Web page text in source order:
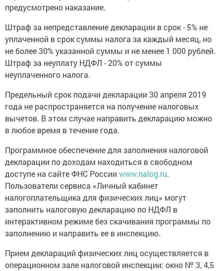
предусмотрено наказание.
Штраф за непредставление декларации в срок - 5% не
уплаченной в срок суммы налога за каждый месяц, но
не более 30% указанной суммы и не менее 1 000 рублей.
Штраф за неуплату НДФЛ - 20% от суммы
неуплаченного налога.
Предельный срок подачи декларации 30 апреля 2019
года не распространяется на получение налоговых
вычетов. В этом случае направить декларацию можно
в любое время в течение года.
Программное обеспечение для заполнения налоговой
декларации по доходам находиться в свободном
доступе на сайте ФНС России www.nalog.ru.
Пользователи сервиса «Личный кабинет
налогоплательщика для физических лиц» могут
заполнить налоговую декларацию по НДФЛ в
интерактивном режиме без скачивания программы по
заполнению и направить ее в инспекцию.
Прием деклараций физических лиц осуществляется в
операционном зале налоговой инспекции: окно № 3, 4,5